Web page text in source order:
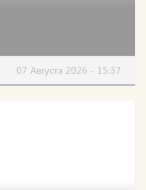
07 Августа 2026 - 15:37